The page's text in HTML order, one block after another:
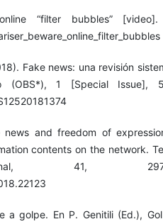
“filter bubbles” [video].
Fake news: una revisión
(OBS*), 1 [Special Issue],
news and freedom of
contents on the network.
41, 297-
a golpe. En P. Genitili (Ed.),